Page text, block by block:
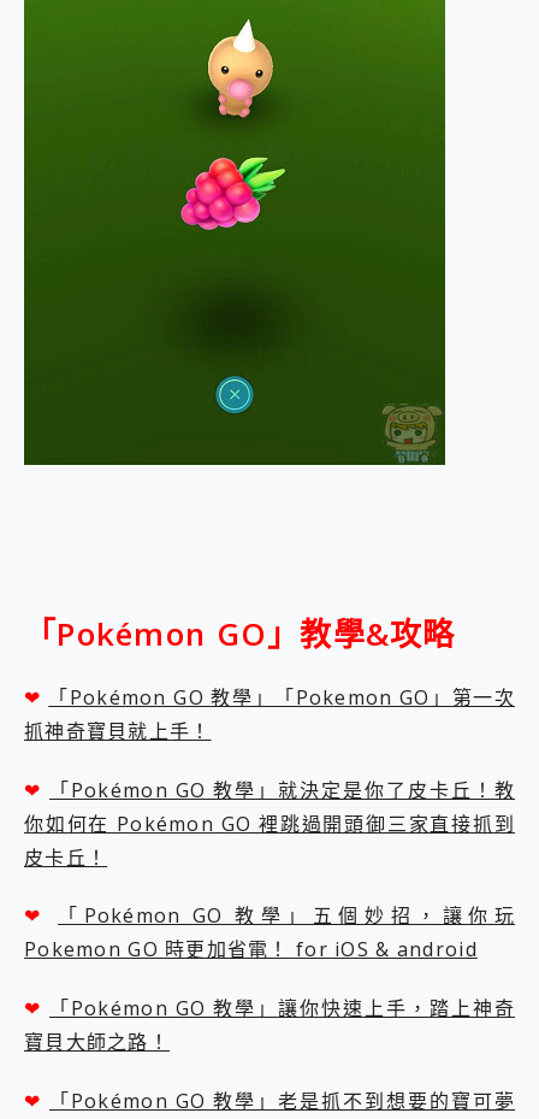
「Pokémon GO」教學&攻略
❤
「Pokémon GO 教學」「Pokemon GO」第一次
抓神奇寶貝就上手！
❤
「Pokémon GO 教學」就決定是你了皮卡丘！教
你如何在 Pokémon GO 裡跳過開頭御三家直接抓到
皮卡丘！
❤
「Pokémon GO 教學」五個妙招，讓你玩
Pokemon GO 時更加省電！ for iOS & android
❤
「Pokémon GO 教學」讓你快速上手，踏上神奇
寶貝大師之路！
❤
「Pokémon GO 教學」老是抓不到想要的寶可夢